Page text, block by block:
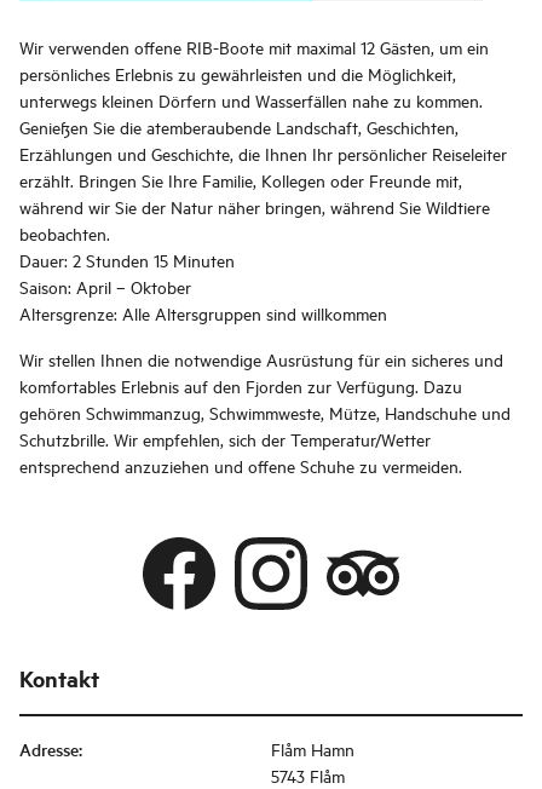
Wir verwenden offene RIB-Boote mit maximal 12 Gästen, um ein
persönliches Erlebnis zu gewährleisten und die Möglichkeit,
unterwegs kleinen Dörfern und Wasserfällen nahe zu kommen.
Genießen Sie die atemberaubende Landschaft, Geschichten,
Erzählungen und Geschichte, die Ihnen Ihr persönlicher Reiseleiter
erzählt. Bringen Sie Ihre Familie, Kollegen oder Freunde mit,
während wir Sie der Natur näher bringen, während Sie Wildtiere
beobachten.
Dauer: 2 Stunden 15 Minuten
Saison: April – Oktober
Altersgrenze: Alle Altersgruppen sind willkommen
Wir stellen Ihnen die notwendige Ausrüstung für ein sicheres und
komfortables Erlebnis auf den Fjorden zur Verfügung. Dazu
gehören Schwimmanzug, Schwimmweste, Mütze, Handschuhe und
Schutzbrille. Wir empfehlen, sich der Temperatur/Wetter
entsprechend anzuziehen und offene Schuhe zu vermeiden.
Kontakt
Adresse:
Flåm Hamn
5743 Flåm